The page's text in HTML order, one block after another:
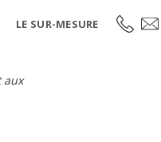
LE SUR-MESURE
aux